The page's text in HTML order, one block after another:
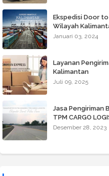
Ekspedisi Door
Wilayah
Januari 03, 2024
Layanan
Kalimantan
Juli 09, 2025
Jasa Pengiriman
TPM CARGO
Desember 28, 2023